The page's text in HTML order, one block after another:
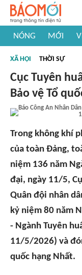
NÓNG MỚI
#Khám phá thế giới
XÃ HỘI THỜI SỰ
Cục Tuyên
Bảo vệ Tổ
Trong không khí
của toàn Đảng,
niệm 136 năm
đại, ngày 11/5,
Quân đội nhân
kỷ niệm 80 năm
- Ngành Tuyên
11/5/2026) và
quốc hạng Nhất.